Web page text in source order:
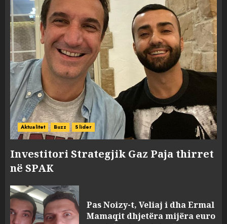
Aktualitet Buzz Slider
Investitori Strategjik Gaz Paja thirret
në SPAK
Pas Noizy-t, Veliaj i dha Ermal
Mamaqit dhjetëra mijëra euro